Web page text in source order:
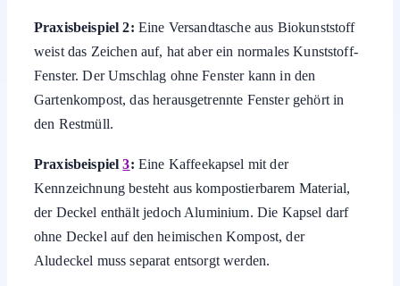
Praxisbeispiel 2: Eine Versandtasche aus Biokunststoff
weist das Zeichen auf, hat aber ein normales Kunststoff-
Fenster. Der Umschlag ohne Fenster kann in den
Gartenkompost, das herausgetrennte Fenster gehört in
den Restmüll.
Praxisbeispiel3: Eine Kaffeekapsel mit der
Kennzeichnung besteht aus kompostierbarem Material,
der Deckel enthält jedoch Aluminium. Die Kapsel darf
ohne Deckel auf den heimischen Kompost, der
Aludeckel muss separat entsorgt werden.